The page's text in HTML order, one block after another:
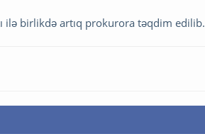
ilə birlikdə artıq prokurora təqdim edilib.